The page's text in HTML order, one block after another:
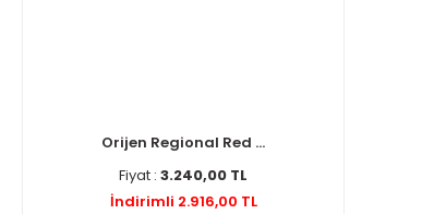
Orijen Regional Red ...
Fiyat : 3.240,00 TL
İndirimli 2.916,00 TL